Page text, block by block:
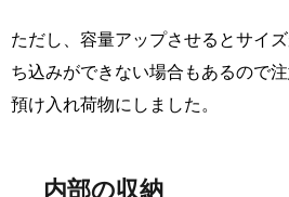
ただし、容量アップさせるとサイ
ち込みができない場合もあるので
預け入れ荷物にしました。
内部の収納